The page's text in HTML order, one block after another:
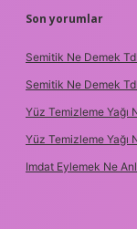
Son yorumlar
Semitik Ne Demek
Semitik Ne Demek
Yüz Temizleme Yağı
Yüz Temizleme Yağı
Imdat Eylemek Ne